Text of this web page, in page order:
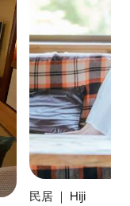
民居 ｜ Hiji